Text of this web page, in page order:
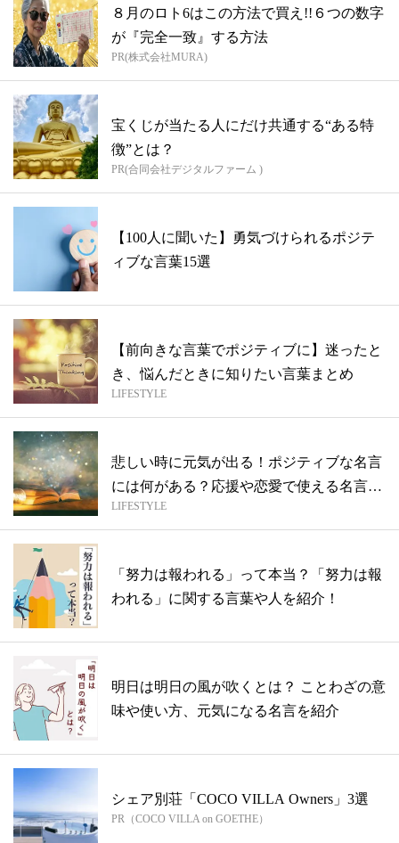
８月のロト6はこの方法で買え!!６つの数字
が『完全一致』する方法
PR(株式会社MURA)
宝くじが当たる人にだけ共通する“ある特
徴”とは？
PR(合同会社デジタルファーム )
【100人に聞いた】勇気づけられるポジテ
ィブな言葉15選
【前向きな言葉でポジティブに】迷ったと
き、悩んだときに知りたい言葉まとめ
LIFESTYLE
悲しい時に元気が出る！ポジティブな名言
には何がある？応援や恋愛で使える名言、
英語...
LIFESTYLE
「努力は報われる」って本当？「努力は報
われる」に関する言葉や人を紹介！
明日は明日の風が吹くとは？ ことわざの意
味や使い方、元気になる名言を紹介
シェア別荘「COCO VILLA Owners」3選
PR（COCO VILLA on GOETHE）